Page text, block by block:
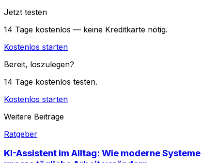
Jetzt testen
14 Tage kostenlos — keine Kreditkarte nötig.
Kostenlos starten
Bereit, loszulegen?
14 Tage kostenlos testen.
Kostenlos starten
Weitere Beiträge
Ratgeber
KI-Assistent im Alltag: Wie moderne Systeme